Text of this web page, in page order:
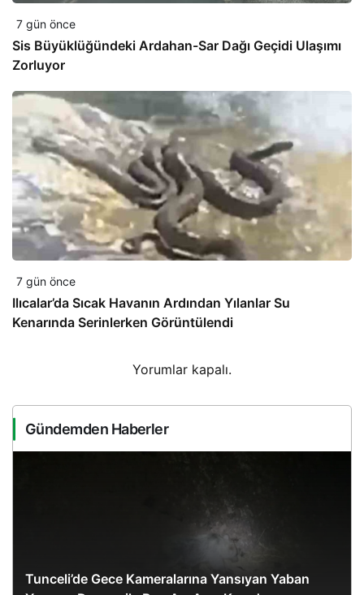
7 gün önce
Sis Büyüklüğündeki Ardahan-Sar Dağı Geçidi Ulaşımı
Zorluyor
7 gün önce
Ilıcalar’da Sıcak Havanın Ardından Yılanlar Su
Kenarında Serinlerken Görüntülendi
Yorumlar kapalı.
Gündemden Haberler
Tunceli’de Gece Kameralarına Yansıyan Yaban